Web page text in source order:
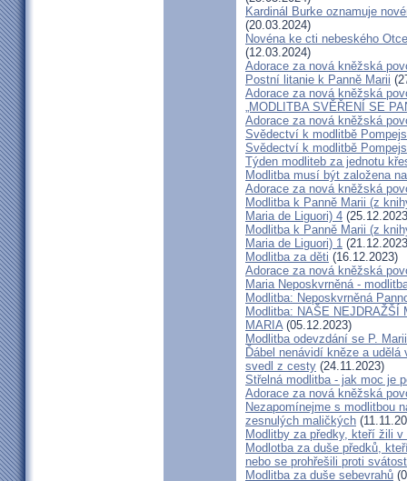
Kardinál Burke oznamuje
(20.03.2024)
Novéna ke cti nebeského
(12.03.2024)
Adorace za nová kněžská
Postní litanie k Panně Marii
Adorace za nová kněžská
„MODLITBA SVĚŘENÍ SE
Adorace za nová kněžská
Svědectví k modlitbě
Svědectví k modlitbě
Týden modliteb za jednotu
Modlitba musí být založena
Adorace za nová kněžská
Modlitba k Panně Marii (z
Maria de Liguori) 4
Modlitba k Panně Marii (z
Maria de Liguori) 1
Modlitba za děti (16.12.2023)
Adorace za nová kněžská
Maria Neposkvrněná -
Modlitba: Neposkvrněná
Modlitba: NAŠE NEJDRAŽŠÍ
MARIA(05.12.2023)
Modlitba odevzdání se P. Marii
Ďábel nenávidí kněze a
svedl z cesty (24.11.2023)
Střelná modlitba - jak moc je
Adorace za nová kněžská
Nezapomínejme s modlitbou
zesnulých maličkých
Modlitby za předky, kteří žili
Modlotba za duše předků,
nebo se prohřešili proti
Modlitba za duše sebevrahů